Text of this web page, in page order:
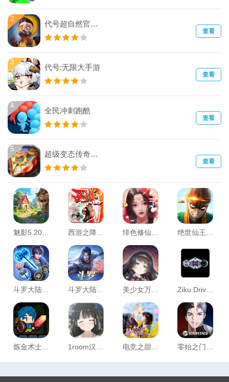
2
代号超自然官方正版
查看
3
代号:无限大手游
查看
4
全民冲刺跑酷
查看
5
超级变态传奇手游攻击亿万
查看
魅影5.20直播免费正式版 西游之降魔篇 绯色修仙录v9.9.9魔改版官网版免费2026 绝世仙王之我欲封天
斗罗大陆h5无限钻石版 斗罗大陆猎魂世界破解版无限钻石不用登录 美少女万华镜1安卓版 Ziku Driver(假面骑士时王模拟器腰带)
炼金术士柯蕾特安卓版了 1room汉化版 电竞之甜心出击 零始之门破解版